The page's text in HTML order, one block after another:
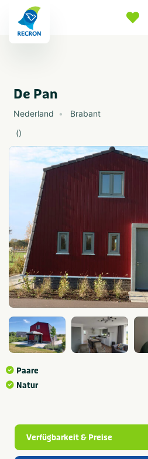
De Pan
Nederland
Brabant
()
Paare
Natur
Verfügbarkeit & Preise